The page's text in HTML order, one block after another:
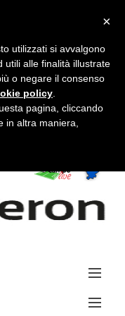
×
utilizzati si avvalgono
utili alle finalità illustrate
o negare il consenso
policy
pagina, cliccando
in altra maniera,